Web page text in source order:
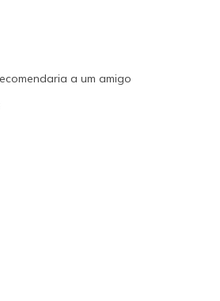
a um amigo